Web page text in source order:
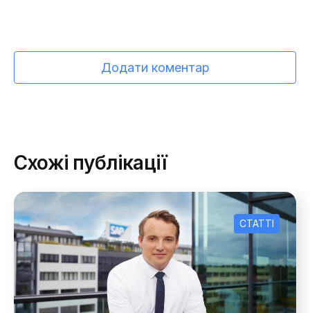
Додати коментар
Схожі публікації
СТАТТІ